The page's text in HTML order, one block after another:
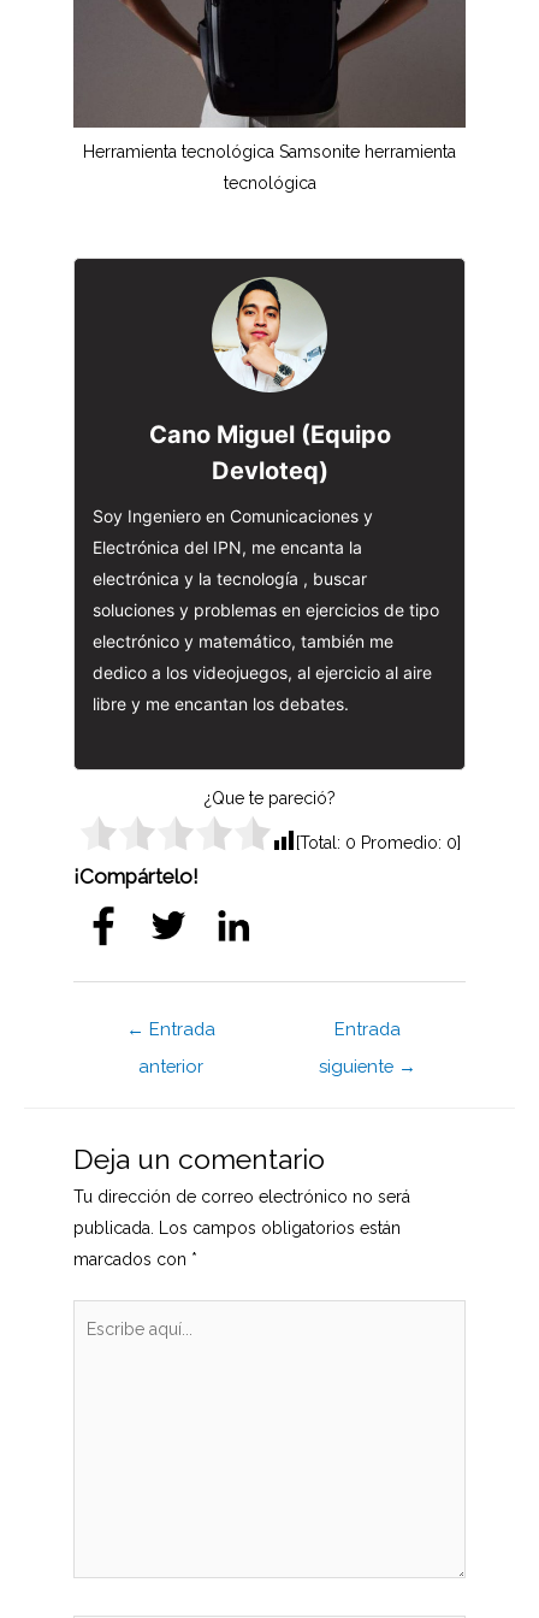
Herramienta tecnológica Samsonite herramienta
tecnológica
Cano Miguel (Equipo
Devloteq)
Soy Ingeniero en Comunicaciones y
Electrónica del IPN, me encanta la
electrónica y la tecnología , buscar
soluciones y problemas en ejercicios de tipo
electrónico y matemático, también me
dedico a los videojuegos, al ejercicio al aire
libre y me encantan los debates.
¿Que te pareció?
[Total: 0 Promedio: 0]
¡Compártelo!
Navegación
← Entrada
anterior
Entrada
siguiente →
Deja un comentario
Tu dirección de correo electrónico no será
publicada.
Los campos obligatorios están
marcados con *